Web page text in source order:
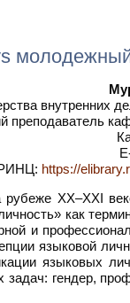
внутренних
преподаватель
https://
XX–XXI
как
и
языковой
языковых
гендер,